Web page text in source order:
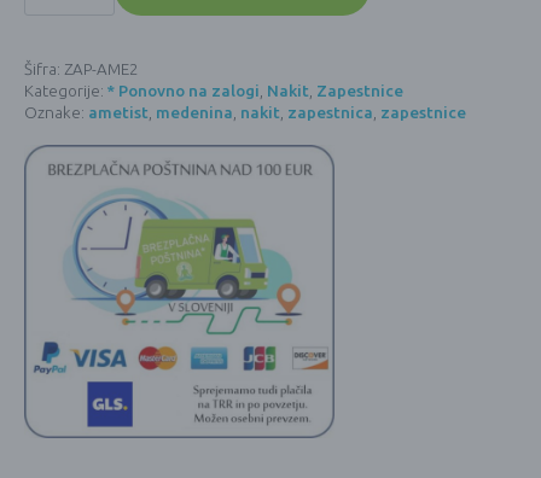
AMETIST
količina
Šifra: ZAP-AME2
Kategorije: * Ponovno na zalogi, Nakit, Zapestnice
Oznake: ametist, medenina, nakit, zapestnica, zapestnice